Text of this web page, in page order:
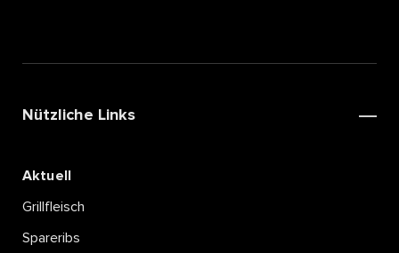
Nützliche Links
Aktuell
Grillfleisch
Spareribs